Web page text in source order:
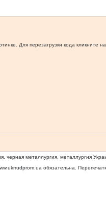
Для перезагрузки кода кликните на
черная металлургия, металлургия
обязательна.